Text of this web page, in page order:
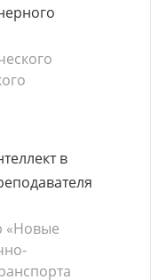
в
«Новые